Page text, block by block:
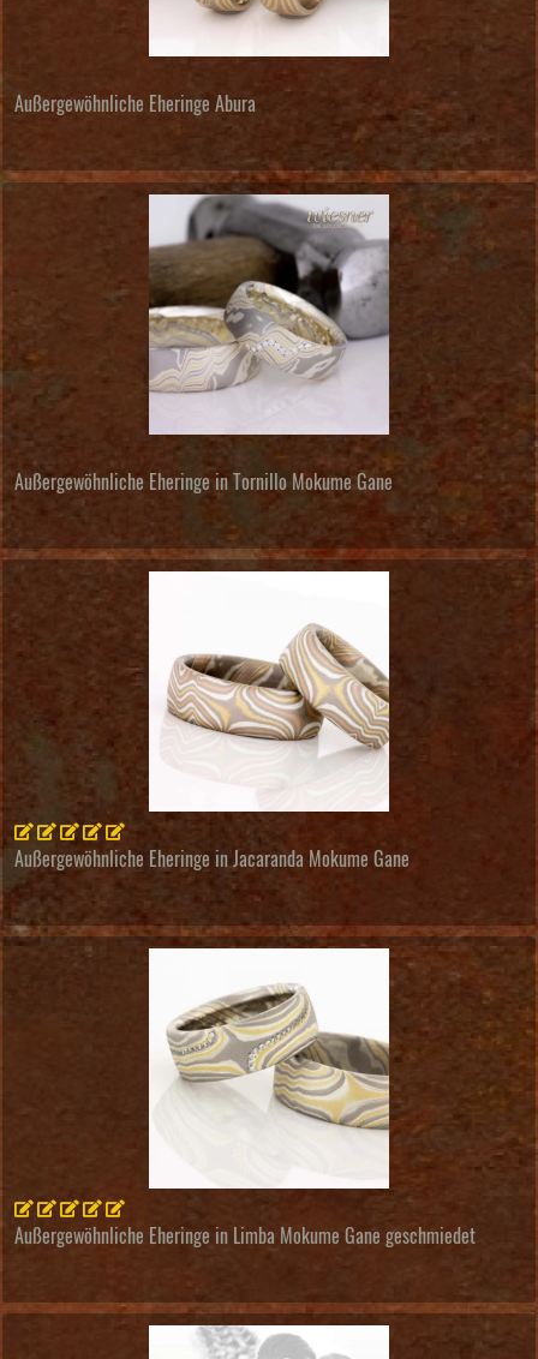
Außergewöhnliche Eheringe Abura
Außergewöhnliche Eheringe in Tornillo Mokume Gane
Außergewöhnliche Eheringe in Jacaranda Mokume Gane
Außergewöhnliche Eheringe in Limba Mokume Gane geschmiedet